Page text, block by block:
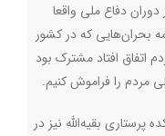
دوران دفاع ملی واقعا
بود. جنگ ۱۲ روزه با همه بحران‌هایی که در کشور
اتفاق افتاد مشترک بود
مردم را فراموش کنیم.
بقیه‌الله نیز در